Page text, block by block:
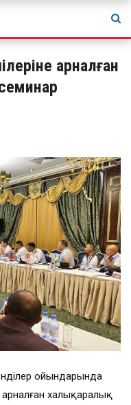
арналған
ойындарында
арналған халықаралық